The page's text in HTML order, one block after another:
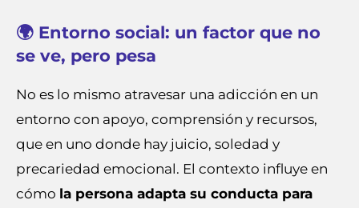
🌍 Entorno social: un factor que no
se ve, pero pesa
No es lo mismo atravesar una adicción en un
entorno con apoyo, comprensión y recursos,
que en uno donde hay juicio, soledad y
precariedad emocional. El contexto influye en
cómo la persona adapta su conducta para